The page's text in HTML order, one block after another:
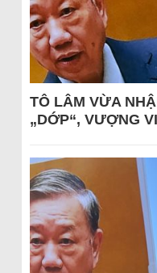
TÔ LÂM VỪA
„DỚP“, VƯỢNG